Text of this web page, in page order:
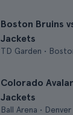
Boston Bruins
Jackets
TD Garden •
Colorado
Jackets
Ball Arena • Denver